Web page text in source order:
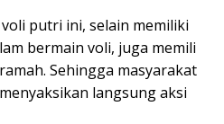
putri ini, selain memiliki
bermain voli, juga memili
Sehingga masyarakat
langsung aksi